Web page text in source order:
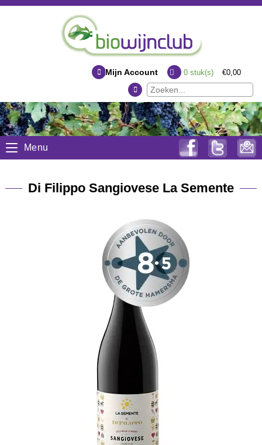
Mijn Account 0stuk(s) €0,00
Menu
Di Filippo Sangiovese La Semente